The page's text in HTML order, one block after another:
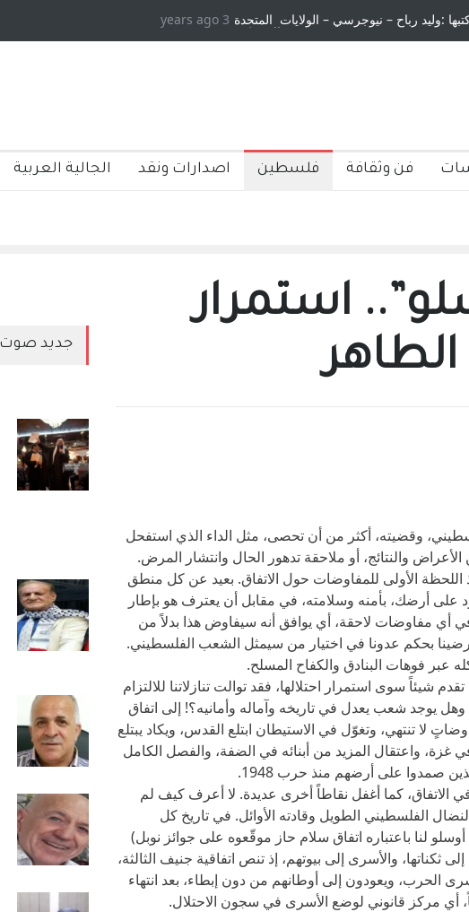
:وليد رباح – نيوجرسي – الولايات المتحدة
الامريكية
3 years ago
فن وثقافة فلسطين اصدارات ونقد الجالية العربية
استمرار
الطاهر
وقضيته، أكثر من أن تحصى، مثل الداء الذي استفحل
والنتائج، أو ملاحقة تدهور الحال وانتشار المرض.
اللحظة الأولى للمفاوضات حول الاتفاق. بعيد عن كل منطق
أرضك، بأمنه وسلامته، في مقابل أن يعترف هو بإطار
أي مفاوضات لاحقة، أي يوافق أنه سيفاوض هذا بدلاً من
رضينا بحكم عدونا في اختيار من سيمثل الشعب الفلسطيني.
عبر فوهات البنادق والكفاح المسلح.
شيئاً سوى استمرار احتلالها، فقد توالت تنازلاتنا للالتزام
وهل يوجد شعب يعدل في تاريخه وآماله وأمانيه؟! إلى اتفاق
لا تنتهي، وتغوّل في الاستيطان ابتلع القدس، ويكاد يبتلع
واعتقال المزيد من أبنائه في الضفة، والفصل الكامل
كما أغفل نقاطاً أخرى عديدة. لا أعرف كيف لم
الفلسطيني الطويل وقادته الأوائل. في تاريخ كل
لنا باعتباره اتفاق سلام حاز موقّعوه على جوائز نوبل)
ثكناتها، والأسرى إلى بيوتهم، إذ تنص اتفاقية جنيف الثالثة،
عن “أسرى الحرب، ويعودون إلى أوطانهم من دون إبطاء، بعد انتهاء
أي مركز قانوني لوضع الأسرى في سجون الاحتلال.
جديد صوت